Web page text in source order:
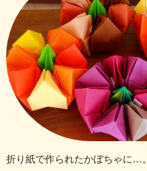
折り紙で作られたかぼちゃに…。